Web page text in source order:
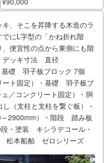
、そこを昇降する木造のラ
にL字型の「かね折れ階
便宜性の点から東側にも階
デッキ寸法 直径
礎 羽子板ブロック 7個
ート固定）・基礎 羽子板ブ
／コンクリート固定）・胴
（支柱と支柱を繋ぐ板）・
2900mm）・階段 踏み板
・塗装 キシラデコール・
本船舶 ゼロシリーズ